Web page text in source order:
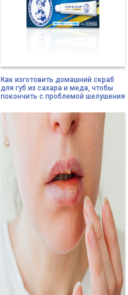
Как изготовить домашний скраб
для губ из сахара и меда, чтобы
покончить с проблемой шелушения